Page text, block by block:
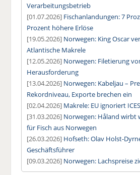
Verarbeitungsbetrieb
[01.07.2026] Fischanlandungen: 7
Prozent höhere Erlöse
[19.05.2026] Norwegen: King Oscar
Atlantische Makrele
[12.05.2026] Norwegen: Filetierung
Herausforderung
[13.04.2026] Norwegen: Kabeljau –
Rekordniveau, Exporte brechen ein
[02.04.2026] Makrele: EU ignoriert
[31.03.2026] Norwegen: Håland wirbt
für Fisch aus Norwegen
[26.03.2026] Hofseth: Olav Holst-
Geschäftsführer
[09.03.2026] Norwegen: Lachspreise